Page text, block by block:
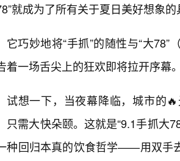
就成为了所有关于夏日美好想象
它巧妙地将“手抓”的随性与“大
着一场舌尖上的狂欢即将拉开序幕
试想一下，当夜幕降临，城市的
只需大快朵颐。这就是“9.1手抓大
种回归本真的饮食哲学——用双手